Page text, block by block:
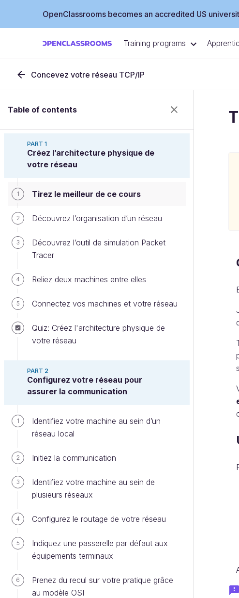
OpenClassrooms becomes an accredited US
Training programs
Concevez votre réseau TCP/IP
Table of contents
PART 1
Créez l’architecture physique de
votre réseau
1 Tirez le meilleur de ce cours
2 Découvrez l’organisation d’un réseau
3
Découvrez l’outil de simulation Packet
Tracer
4 Reliez deux machines entre elles
5 Connectez vos machines et votre réseau
Quiz: Créez l'architecture physique de
votre réseau
PART 2
Configurez votre réseau pour
assurer la communication
1
Identifiez votre machine au sein d’un
réseau local
2 Initiez la communication
3
Identifiez votre machine au sein de
plusieurs réseaux
4 Configurez le routage de votre réseau
5
Indiquez une passerelle par défaut aux
équipements terminaux
6
Prenez du recul sur votre pratique grâce
au modèle OSI